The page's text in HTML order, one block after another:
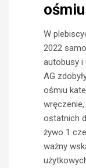
W
2022
autobusy i
AG
ośmiu
ostatnich
żywo 1
ważny